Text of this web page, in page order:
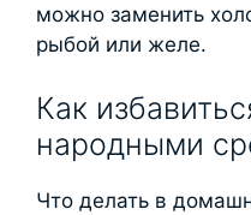
можно заменить
рыбой или желе.
Как
народными
Что делать в